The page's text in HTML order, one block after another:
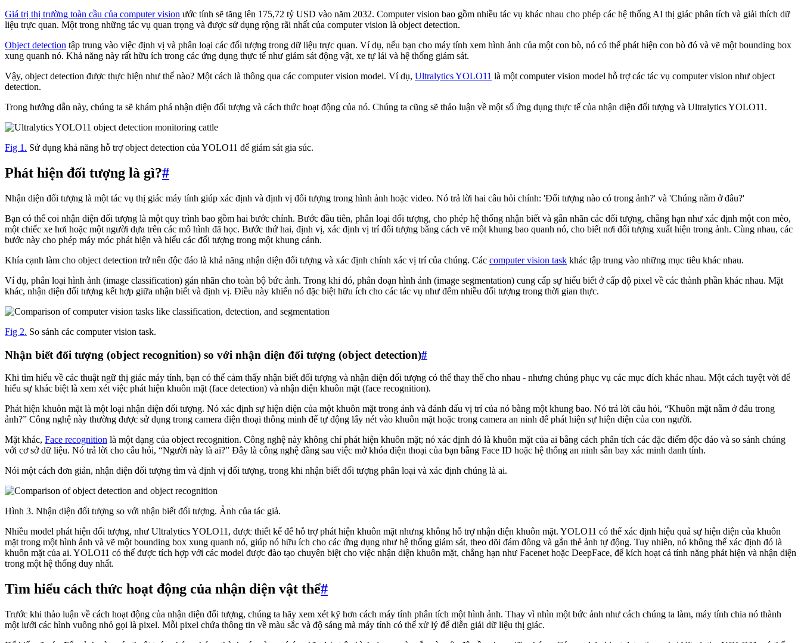
Giá trị thị trường toàn cầu của computer vision ước tính sẽ tăng lên 175,72 tỷ USD vào năm 2032. Computer vision bao gồm nhiều tác vụ khác nhau cho phép các hệ thống AI thị giác phân tích và giải thích dữ
liệu trực quan. Một trong những tác vụ quan trọng và được sử dụng rộng rãi nhất của computer vision là object detection.
Object detection tập trung vào việc định vị và phân loại các đối tượng trong dữ liệu trực quan. Ví dụ, nếu bạn cho máy tính xem hình ảnh của một con bò, nó có thể phát hiện con bò đó và vẽ một bounding box
xung quanh nó. Khả năng này rất hữu ích trong các ứng dụng thực tế như giám sát động vật, xe tự lái và hệ thống giám sát.
Vậy, object detection được thực hiện như thế nào? Một cách là thông qua các computer vision model. Ví dụ, Ultralytics YOLO11 là một computer vision model hỗ trợ các tác vụ computer vision như object
detection.
Trong hướng dẫn này, chúng ta sẽ khám phá nhận diện đối tượng và cách thức hoạt động của nó. Chúng ta cũng sẽ thảo luận về một số ứng dụng thực tế của nhận diện đối tượng và Ultralytics YOLO11.
Fig 1. Sử dụng khả năng hỗ trợ object detection của YOLO11 để giám sát gia súc.
Phát hiện đối tượng là gì?#
Nhận diện đối tượng là một tác vụ thị giác máy tính giúp xác định và định vị đối tượng trong hình ảnh hoặc video. Nó trả lời hai câu hỏi chính: 'Đối tượng nào có trong ảnh?' và 'Chúng nằm ở đâu?'
Bạn có thể coi nhận diện đối tượng là một quy trình bao gồm hai bước chính. Bước đầu tiên, phân loại đối tượng, cho phép hệ thống nhận biết và gắn nhãn các đối tượng, chẳng hạn như xác định một con mèo,
một chiếc xe hơi hoặc một người dựa trên các mô hình đã học. Bước thứ hai, định vị, xác định vị trí đối tượng bằng cách vẽ một khung bao quanh nó, cho biết nơi đối tượng xuất hiện trong ảnh. Cùng nhau, các
bước này cho phép máy móc phát hiện và hiểu các đối tượng trong một khung cảnh.
Khía cạnh làm cho object detection trở nên độc đáo là khả năng nhận diện đối tượng và xác định chính xác vị trí của chúng. Các computer vision task khác tập trung vào những mục tiêu khác nhau.
Ví dụ, phân loại hình ảnh (image classification) gán nhãn cho toàn bộ bức ảnh. Trong khi đó, phân đoạn hình ảnh (image segmentation) cung cấp sự hiểu biết ở cấp độ pixel về các thành phần khác nhau. Mặt
khác, nhận diện đối tượng kết hợp giữa nhận biết và định vị. Điều này khiến nó đặc biệt hữu ích cho các tác vụ như đếm nhiều đối tượng trong thời gian thực.
Fig 2. So sánh các computer vision task.
Nhận biết đối tượng (object recognition) so với nhận diện đối tượng (object detection)#
Khi tìm hiểu về các thuật ngữ thị giác máy tính, bạn có thể cảm thấy nhận biết đối tượng và nhận diện đối tượng có thể thay thế cho nhau - nhưng chúng phục vụ các mục đích khác nhau. Một cách tuyệt vời để
hiểu sự khác biệt là xem xét việc phát hiện khuôn mặt (face detection) và nhận diện khuôn mặt (face recognition).
Phát hiện khuôn mặt là một loại nhận diện đối tượng. Nó xác định sự hiện diện của một khuôn mặt trong ảnh và đánh dấu vị trí của nó bằng một khung bao. Nó trả lời câu hỏi, “Khuôn mặt nằm ở đâu trong
ảnh?” Công nghệ này thường được sử dụng trong camera điện thoại thông minh để tự động lấy nét vào khuôn mặt hoặc trong camera an ninh để phát hiện sự hiện diện của con người.
Mặt khác, Face recognition là một dạng của object recognition. Công nghệ này không chỉ phát hiện khuôn mặt; nó xác định đó là khuôn mặt của ai bằng cách phân tích các đặc điểm độc đáo và so sánh chúng
với cơ sở dữ liệu. Nó trả lời cho câu hỏi, “Người này là ai?” Đây là công nghệ đằng sau việc mở khóa điện thoại của bạn bằng Face ID hoặc hệ thống an ninh sân bay xác minh danh tính.
Nói một cách đơn giản, nhận diện đối tượng tìm và định vị đối tượng, trong khi nhận biết đối tượng phân loại và xác định chúng là ai.
Hình 3. Nhận diện đối tượng so với nhận biết đối tượng. Ảnh của tác giả.
Nhiều model phát hiện đối tượng, như Ultralytics YOLO11, được thiết kế để hỗ trợ phát hiện khuôn mặt nhưng không hỗ trợ nhận diện khuôn mặt. YOLO11 có thể xác định hiệu quả sự hiện diện của khuôn
mặt trong một hình ảnh và vẽ một bounding box xung quanh nó, giúp nó hữu ích cho các ứng dụng như hệ thống giám sát, theo dõi đám đông và gắn thẻ ảnh tự động. Tuy nhiên, nó không thể xác định đó là
khuôn mặt của ai. YOLO11 có thể được tích hợp với các model được đào tạo chuyên biệt cho việc nhận diện khuôn mặt, chẳng hạn như Facenet hoặc DeepFace, để kích hoạt cả tính năng phát hiện và nhận diện
trong một hệ thống duy nhất.
Tìm hiểu cách thức hoạt động của nhận diện vật thể#
Trước khi thảo luận về cách hoạt động của nhận diện đối tượng, chúng ta hãy xem xét kỹ hơn cách máy tính phân tích một hình ảnh. Thay vì nhìn một bức ảnh như cách chúng ta làm, máy tính chia nó thành
một lưới các hình vuông nhỏ gọi là pixel. Mỗi pixel chứa thông tin về màu sắc và độ sáng mà máy tính có thể xử lý để diễn giải dữ liệu thị giác.